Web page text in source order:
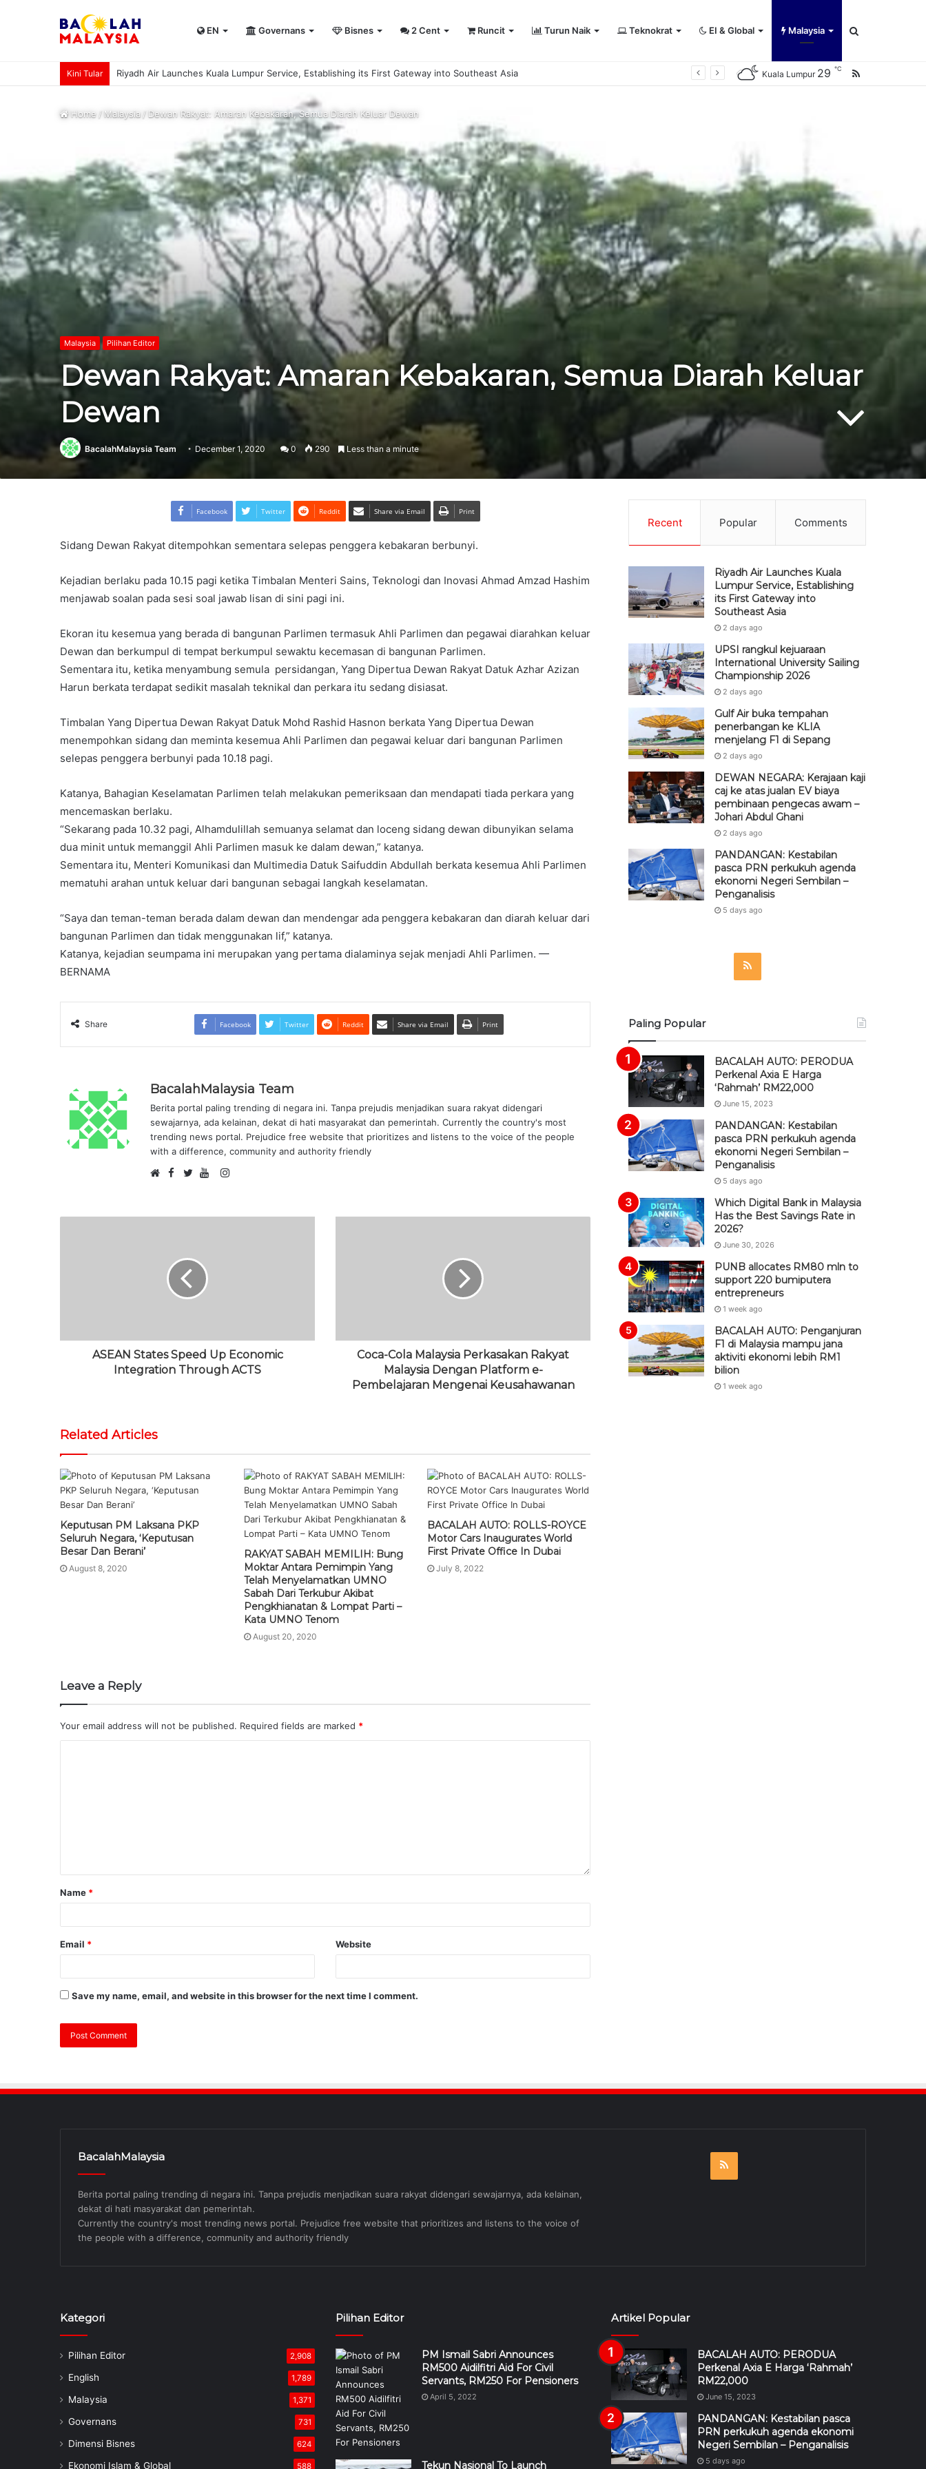
EN Governans Bisnes 2 Cent Runcit Turun Naik Teknokrat EI & Global Malaysia
Kini Tular UPSI rangkul kejuaraan International University Sailing Championship 2026 RSS
Kuala Lumpur 29 ℃
Home/Malaysia/Dewan Rakyat: Amaran Kebakaran, Semua Diarah Keluar Dewan
Malaysia Pilihan Editor
Dewan Rakyat: Amaran Kebakaran, Semua Diarah Keluar
Dewan
BacalahMalaysia Team December 1, 2020 0 290 Less than a minute
Facebook Twitter Reddit Share via Email Print
Sidang Dewan Rakyat ditempohkan sementara selepas penggera kebakaran berbunyi.
Kejadian berlaku pada 10.15 pagi ketika Timbalan Menteri Sains, Teknologi dan Inovasi Ahmad Amzad Hashim
menjawab soalan pada sesi soal jawab lisan di sini pagi ini.
Ekoran itu kesemua yang berada di bangunan Parlimen termasuk Ahli Parlimen dan pegawai diarahkan keluar
Dewan dan berkumpul di tempat berkumpul sewaktu kecemasan di bangunan Parlimen.
Sementara itu, ketika menyambung semula persidangan, Yang Dipertua Dewan Rakyat Datuk Azhar Azizan
Harun berkata terdapat sedikit masalah teknikal dan perkara itu sedang disiasat.
Timbalan Yang Dipertua Dewan Rakyat Datuk Mohd Rashid Hasnon berkata Yang Dipertua Dewan
menempohkan sidang dan meminta kesemua Ahli Parlimen dan pegawai keluar dari bangunan Parlimen
selepas penggera berbunyi pada 10.18 pagi.
Katanya, Bahagian Keselamatan Parlimen telah melakukan pemeriksaan dan mendapati tiada perkara yang
mencemaskan berlaku.
“Sekarang pada 10.32 pagi, Alhamdulillah semuanya selamat dan loceng sidang dewan dibunyikan selama
dua minit untuk memanggil Ahli Parlimen masuk ke dalam dewan,” katanya.
Sementara itu, Menteri Komunikasi dan Multimedia Datuk Saifuddin Abdullah berkata kesemua Ahli Parlimen
mematuhi arahan untuk keluar dari bangunan sebagai langkah keselamatan.
“Saya dan teman-teman berada dalam dewan dan mendengar ada penggera kebakaran dan diarah keluar dari
bangunan Parlimen dan tidak menggunakan lif,” katanya.
Katanya, kejadian seumpama ini merupakan yang pertama dialaminya sejak menjadi Ahli Parlimen. —
BERNAMA
Share Facebook Twitter Reddit Share via Email Print
BacalahMalaysia Team
Berita portal paling trending di negara ini. Tanpa prejudis menjadikan suara rakyat didengari
sewajarnya, ada kelainan, dekat di hati masyarakat dan pemerintah. Currently the country's most
trending news portal. Prejudice free website that prioritizes and listens to the voice of the people
with a difference, community and authority friendly
b
F
e
o
k
i
e
u
I
t
ASEAN States Speed Up Economic
Integration Through ACTS
Coca-Cola Malaysia Perkasakan Rakyat
Malaysia Dengan Platform e-
Pembelajaran Mengenai Keusahawanan
Related Articles
Keputusan PM Laksana PKP
Seluruh Negara, ‘Keputusan
Besar Dan Berani’
August 8, 2020
RAKYAT SABAH MEMILIH: Bung
Moktar Antara Pemimpin Yang
Telah Menyelamatkan UMNO
Sabah Dari Terkubur Akibat
Pengkhianatan & Lompat Parti –
Kata UMNO Tenom
August 20, 2020
BACALAH AUTO: ROLLS-ROYCE
Motor Cars Inaugurates World
First Private Office In Dubai
July 8, 2022
Leave a Reply
Your email address will not be published. Required fields are marked *
Name *
Email * Website
Save my name, email, and website in this browser for the next time I comment.
Recent Popular Comments
Riyadh Air Launches Kuala
Lumpur Service, Establishing
its First Gateway into
Southeast Asia
2 days ago
UPSI rangkul kejuaraan
International University Sailing
Championship 2026
2 days ago
Gulf Air buka tempahan
penerbangan ke KLIA
menjelang F1 di Sepang
2 days ago
DEWAN NEGARA: Kerajaan kaji
caj ke atas jualan EV biaya
pembinaan pengecas awam –
Johari Abdul Ghani
2 days ago
PANDANGAN: Kestabilan
pasca PRN perkukuh agenda
ekonomi Negeri Sembilan –
Penganalisis
5 days ago
R
Paling Popular
BACALAH AUTO: PERODUA
Perkenal Axia E Harga
‘Rahmah’ RM22,000
June 15, 2023
PANDANGAN: Kestabilan
pasca PRN perkukuh agenda
ekonomi Negeri Sembilan –
Penganalisis
5 days ago
Which Digital Bank in Malaysia
Has the Best Savings Rate in
2026?
June 30, 2026
PUNB allocates RM80 mln to
support 220 bumiputera
entrepreneurs
1 week ago
BACALAH AUTO: Penganjuran
F1 di Malaysia mampu jana
aktiviti ekonomi lebih RM1
bilion
1 week ago
BacalahMalaysia
Berita portal paling trending di negara ini. Tanpa prejudis menjadikan suara rakyat didengari sewajarnya, ada kelainan,
dekat di hati masyarakat dan pemerintah.
Currently the country's most trending news portal. Prejudice free website that prioritizes and listens to the voice of
the people with a difference, community and authority friendly
Kategori
Pilihan Editor 2,908
English 1,789
Malaysia 1,371
Governans 731
Dimensi Bisnes 624
Ekonomi Islam & Global 588
Pilihan Editor
PM Ismail Sabri Announces
RM500 Aidilfitri Aid For Civil
Servants, RM250 For Pensioners
April 5, 2022
Tekun Nasional To Launch
Artikel Popular
BACALAH AUTO: PERODUA
Perkenal Axia E Harga ‘Rahmah’
RM22,000
June 15, 2023
PANDANGAN: Kestabilan pasca
PRN perkukuh agenda ekonomi
Negeri Sembilan – Penganalisis
5 days ago